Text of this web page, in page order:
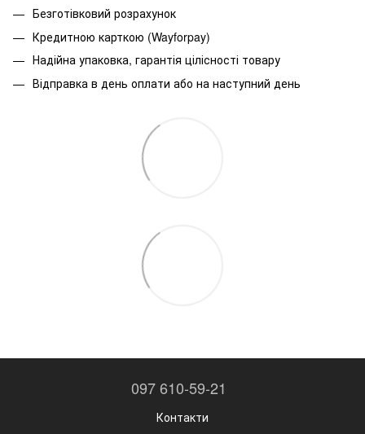
Безготівковий розрахунок
Кредитною карткою (Wayforpay)
Надійна упаковка, гарантія цілісності товару
Відправка в день оплати або на наступний день
097 610-59-21
Контакти